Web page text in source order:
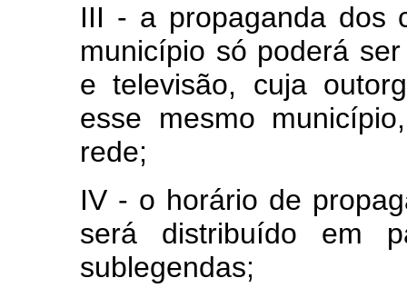
III - a propaganda dos
município só poderá
e televisão, cuja
esse mesmo
rede;
IV - o horário de
será distribuído em
sublegendas;